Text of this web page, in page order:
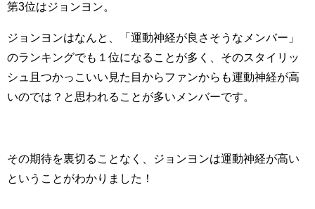
第3位はジョンヨン。
ジョンヨンはなんと、「運動神経が良さそうなメンバー」
のランキングでも１位になることが多く、そのスタイリッ
シュ且つかっこいい見た目からファンからも運動神経が高
いのでは？と思われることが多いメンバーです。
その期待を裏切ることなく、ジョンヨンは運動神経が高い
ということがわかりました！